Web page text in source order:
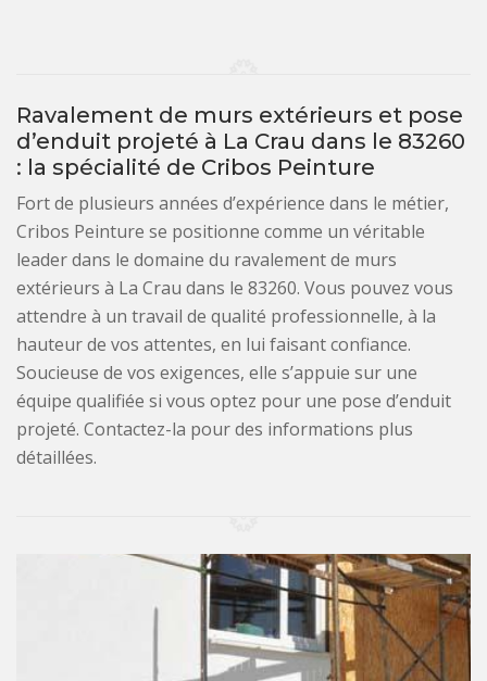
Ravalement de murs extérieurs et pose
d’enduit projeté à La Crau dans le 83260
: la spécialité de Cribos Peinture
Fort de plusieurs années d’expérience dans le métier,
Cribos Peinture se positionne comme un véritable
leader dans le domaine du ravalement de murs
extérieurs à La Crau dans le 83260. Vous pouvez vous
attendre à un travail de qualité professionnelle, à la
hauteur de vos attentes, en lui faisant confiance.
Soucieuse de vos exigences, elle s’appuie sur une
équipe qualifiée si vous optez pour une pose d’enduit
projeté. Contactez-la pour des informations plus
détaillées.